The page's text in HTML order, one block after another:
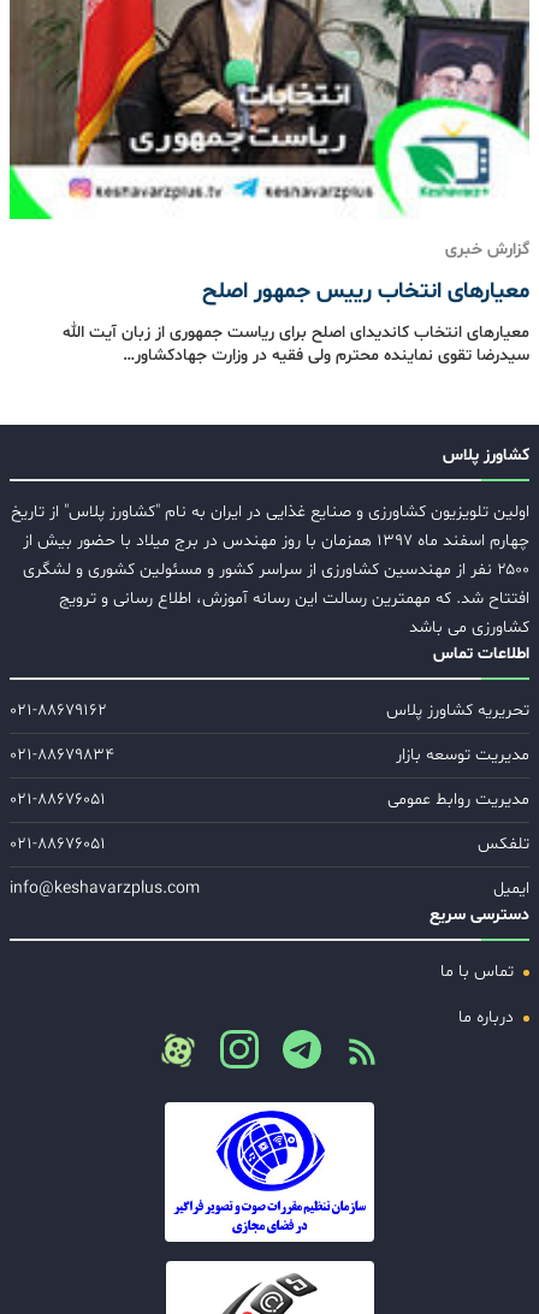
گزارش خبری
معیارهای انتخاب رییس جمهور اصلح
معیارهای انتخاب کاندیدای اصلح برای ریاست جمهوری از زبان آیت الله
سیدرضا تقوی نماینده محترم ولی فقیه در وزارت جهادکشاور…
کشاورز پلاس
اولین تلویزیون کشاورزی و صنایع غذایی در ایران به نام "کشاورز پلاس" از تاریخ
چهارم اسفند ماه ۱۳۹۷ همزمان با روز مهندس در برج میلاد با حضور بیش از
۲۵۰۰ نفر از مهندسین کشاورزی از سراسر کشور و مسئولین کشوری و لشگری
افتتاح شد. که مهمترین رسالت این رسانه آموزش، اطلاع رسانی و ترویج
کشاورزی می باشد
اطلاعات تماس
تحریریه کشاورز پلاس
۰۲۱-۸۸۶۷۹۱۶۲
مدیریت توسعه بازار
۰۲۱-۸۸۶۷۹۸۳۴
مدیریت روابط عمومی
۰۲۱-۸۸۶۷۶۰۵۱
تلفکس
۰۲۱-۸۸۶۷۶۰۵۱
ایمیل
info@keshavarzplus.com
دسترسی سریع
تماس با ما
درباره ما